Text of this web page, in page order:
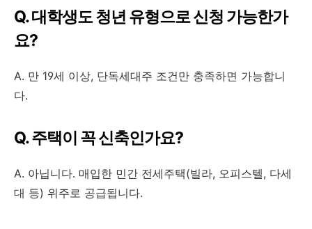
Q. 대학생도 청년 유형으로 신청 가능한가
요?
A. 만 19세 이상, 단독세대주 조건만 충족하면 가능합니
다.
Q. 주택이 꼭 신축인가요?
A. 아닙니다. 매입한 민간 전세주택(빌라, 오피스텔, 다세
대 등) 위주로 공급됩니다.